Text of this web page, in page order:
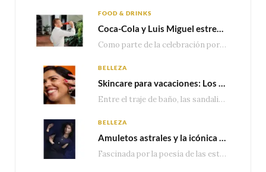
FOOD & DRINKS
Coca-Cola y Luis Miguel estrenan el comercial que celebra 100 años de historia junto a México
Como parte de la celebración por sus primeros 100 años enMéxico, Coca-Cola presenta hoy el…
BELLEZA
Skincare para vacaciones: Los do’s and dont’s para cuidar tu piel
Entre el traje de baño, las sandalias, los lentes de sol y los looks que…
BELLEZA
Amuletos astrales y la icónica colección Zodiaque de Van Cleef & Arpels
Fascinada por la poesía de las estrellas, la Maison Van Cleef & Arpels celebra la llegada de las…